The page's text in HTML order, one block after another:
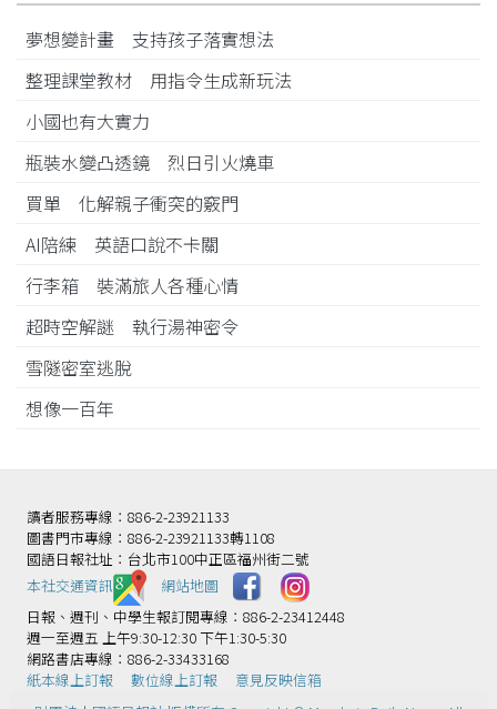
夢想變計畫 支持孩子落實想法
整理課堂教材 用指令生成新玩法
小國也有大實力
瓶裝水變凸透鏡 烈日引火燒車
買單 化解親子衝突的竅門
AI陪練 英語口說不卡關
行李箱 裝滿旅人各種心情
超時空解謎 執行湯神密令
雪隧密室逃脫
想像一百年
讀者服務專線：886-2-23921133
圖書門市專線：886-2-23921133轉1108
國語日報社址：台北市100中正區福州街二號
本社交通資訊️
網站地圖
日報、週刊、中學生報訂閱專線：886-2-23412448
週一至週五 上午9:30-12:30 下午1:30-5:30
網路書店專線：886-2-33433168
紙本線上訂報
數位線上訂報
意見反映信箱